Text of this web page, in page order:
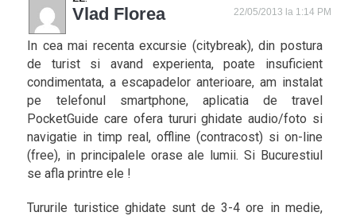
Vlad Florea 22/05/2013 la 1:14 PM
In cea mai recenta excursie (citybreak), din postura
de turist si avand experienta, poate insuficient
condimentata, a escapadelor anterioare, am instalat
pe telefonul smartphone, aplicatia de travel
PocketGuide care ofera tururi ghidate audio/foto si
navigatie in timp real, offline (contracost) si on-line
(free), in principalele orase ale lumii. Si Bucurestiul
se afla printre ele !
Tururile turistice ghidate sunt de 3-4 ore in medie,